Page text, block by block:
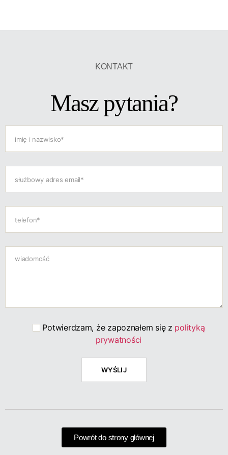
KONTAKT
Masz pytania?
Potwierdzam, że zapoznałem się z polityką
prywatności
Powrót do strony głównej